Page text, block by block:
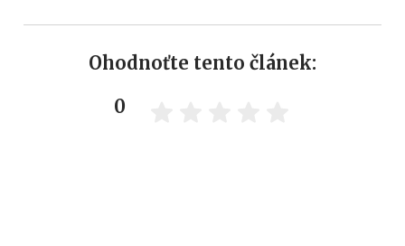
Ohodnoťte tento článek:
0